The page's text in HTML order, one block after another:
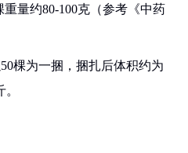
量约80-100克（参考《中药
棵为一捆，捆扎后体积约为